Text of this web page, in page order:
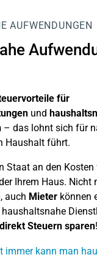
AUFWENDUNGEN
für
und
– das lohnt sich für
Haushalt führt.
Staat an den
Ihrem Haus. Nicht
auch Mieter können
direkt Steuern sparen!
immer kann man